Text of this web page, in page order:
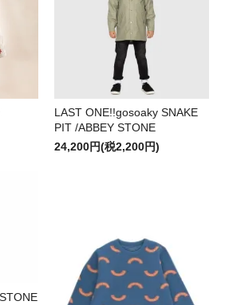
LAST ONE!!gosoaky SNAKE
PIT /ABBEY STONE
24,200円(税2,200円)